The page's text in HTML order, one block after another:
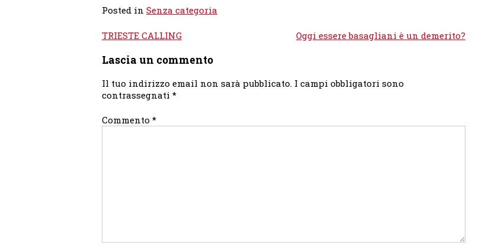
Posted in Senza categoria
Navigazione
TRIESTE CALLING Oggi essere basagliani è un demerito?
Lascia un commento
Il tuo indirizzo email non sarà pubblicato. I campi obbligatori sono
contrassegnati *
Commento *